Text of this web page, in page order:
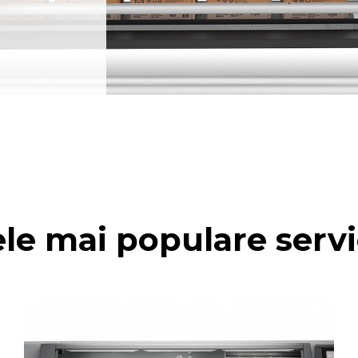
mai populare